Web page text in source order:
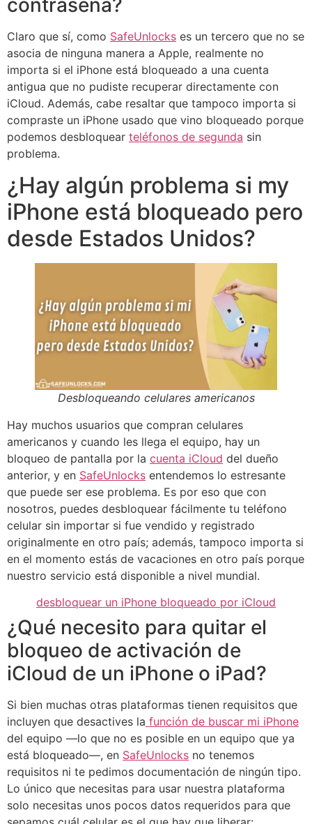
contraseña?
Claro que sí, como SafeUnlocks es un tercero que no se
asocia de ninguna manera a Apple, realmente no
importa si el iPhone está bloqueado a una cuenta
antigua que no pudiste recuperar directamente con
iCloud. Además, cabe resaltar que tampoco importa si
compraste un iPhone usado que vino bloqueado porque
podemos desbloquear teléfonos de segunda sin
problema.
¿Hay algún problema si my
iPhone está bloqueado pero
desde Estados Unidos?
Desbloqueando celulares americanos
Hay muchos usuarios que compran celulares
americanos y cuando les llega el equipo, hay un
bloqueo de pantalla por la cuenta iCloud del dueño
anterior, y en SafeUnlocks entendemos lo estresante
que puede ser ese problema. Es por eso que con
nosotros, puedes desbloquear fácilmente tu teléfono
celular sin importar si fue vendido y registrado
originalmente en otro país; además, tampoco importa si
en el momento estás de vacaciones en otro país porque
nuestro servicio está disponible a nivel mundial.
desbloquear un iPhone bloqueado por iCloud
¿Qué necesito para quitar el
bloqueo de activación de
iCloud de un iPhone o iPad?
Si bien muchas otras plataformas tienen requisitos que
incluyen que desactives la función de buscar mi iPhone
del equipo —lo que no es posible en un equipo que ya
está bloqueado—, en SafeUnlocks no tenemos
requisitos ni te pedimos documentación de ningún tipo.
Lo único que necesitas para usar nuestra plataforma
solo necesitas unos pocos datos requeridos para que